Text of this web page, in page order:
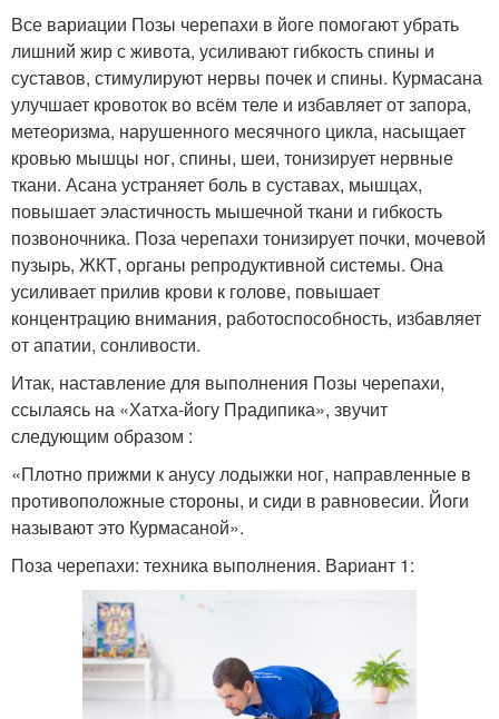
Все вариации Позы черепахи в йоге помогают убрать
лишний жир с живота, усиливают гибкость спины и
суставов, стимулируют нервы почек и спины. Курмасана
улучшает кровоток во всём теле и избавляет от запора,
метеоризма, нарушенного месячного цикла, насыщает
кровью мышцы ног, спины, шеи, тонизирует нервные
ткани. Асана устраняет боль в суставах, мышцах,
повышает эластичность мышечной ткани и гибкость
позвоночника. Поза черепахи тонизирует почки, мочевой
пузырь, ЖКТ, органы репродуктивной системы. Она
усиливает прилив крови к голове, повышает
концентрацию внимания, работоспособность, избавляет
от апатии, сонливости.
Итак, наставление для выполнения Позы черепахи,
ссылаясь на «Хатха-йогу Прадипика», звучит
следующим образом :
«Плотно прижми к анусу лодыжки ног, направленные в
противоположные стороны, и сиди в равновесии. Йоги
называют это Курмасаной».
Поза черепахи: техника выполнения. Вариант 1: